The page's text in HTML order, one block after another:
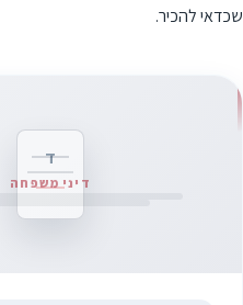
שכדאי להכיר.
ד
דיני משפחה